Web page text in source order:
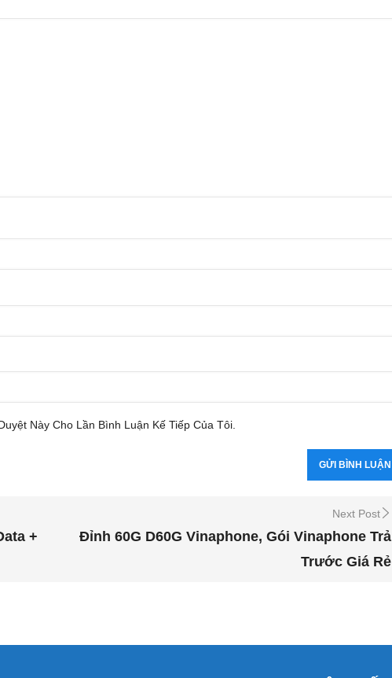
Này Cho Lần Bình Luận Kế Tiếp Của Tôi.
+
Next Post
Đỉnh 60G D60G Vinaphone, Gói Vinaphone Trả
Trước Giá Rẻ